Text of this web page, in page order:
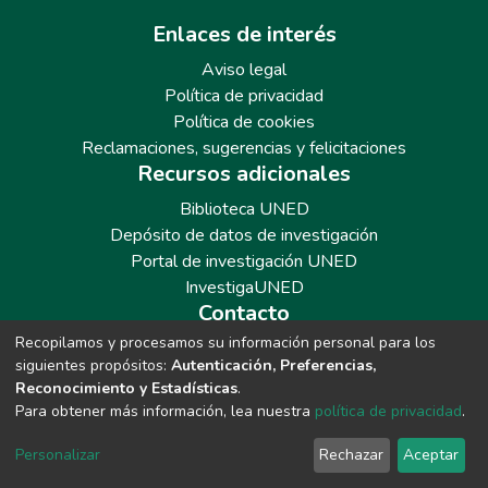
Enlaces de interés
Aviso legal
Política de privacidad
Política de cookies
Reclamaciones, sugerencias y felicitaciones
Recursos adicionales
Biblioteca UNED
Depósito de datos de investigación
Portal de investigación UNED
InvestigaUNED
Contacto
Teléfono: 913986562 / 6643 / 6633 / 8766
Correo: repositoriobiblioteca@adm.uned.es
Recopilamos y procesamos su información personal para los
siguientes propósitos: Autenticación, Preferencias,
Reconocimiento y Estadísticas.
Para obtener más información, lea nuestra política de privacidad.
Personalizar Rechazar Aceptar